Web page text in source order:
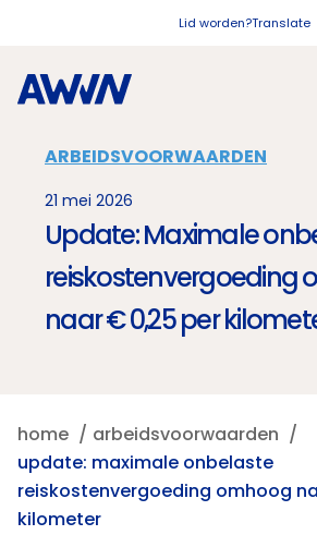
Lid worden?Translate
ARBEIDSVOORWAARDEN
21 mei 2026
Update: Maximale
reiskostenvergoeding
naar € 0,25 per
home
arbeidsvoorwaarden
update: maximale onbelaste
reiskostenvergoeding omhoog
kilometer